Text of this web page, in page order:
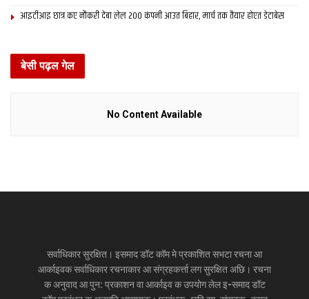
आइटीआइ छात्र कए नौकरी देबा लेल 200 कंपनी आउत बिहार, मार्च तक तैयार होएत डेटाबेस
बेसी पढ़ल गेल
No Content Available
सर्वाधिकार सुरक्षित। इसमाद डॉट कॉम मे प्रकाशित सभटा रचना आ
आर्काइवक सर्वाधिकार रचनाकार आ संग्रहकर्त्ता लग सुरक्षित अछि। रचना
क अनुवाद आ पुन: प्रकाशन वा आर्काइव क उपयोग लेल इ-समाद डॉट